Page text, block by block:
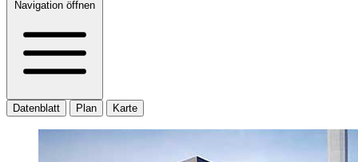
Navigation öffnen
Datenblatt Plan Karte